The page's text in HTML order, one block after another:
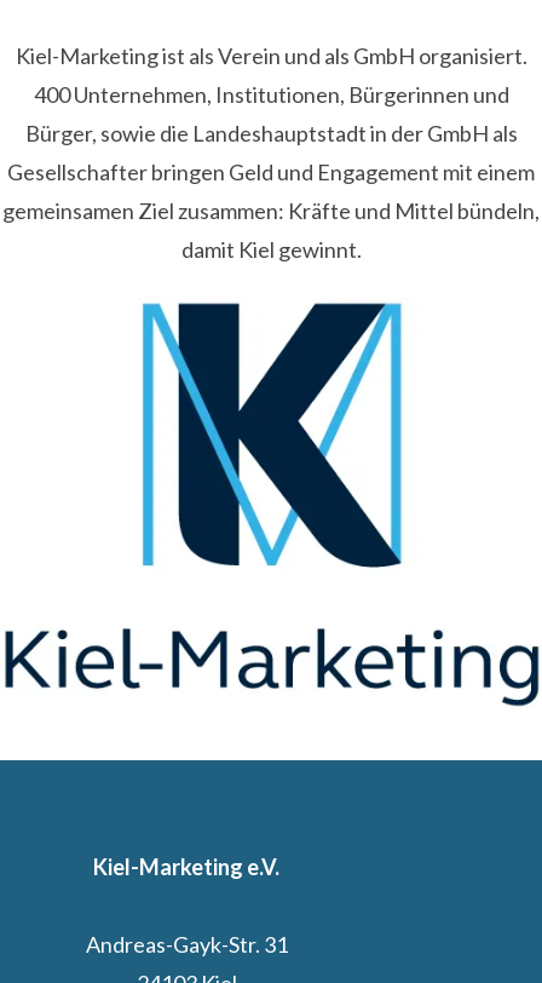
Kiel-Marketing ist als Verein und als GmbH organisiert.
400 Unternehmen, Institutionen, Bürgerinnen und
Bürger, sowie die Landeshauptstadt in der GmbH als
Gesellschafter bringen Geld und Engagement mit einem
gemeinsamen Ziel zusammen: Kräfte und Mittel bündeln,
damit Kiel gewinnt.
Kiel-Marketing e.V.
Andreas-Gayk-Str. 31